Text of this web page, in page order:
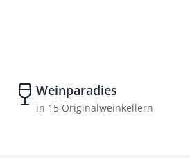
Weinparadies
in 15 Originalweinkellern